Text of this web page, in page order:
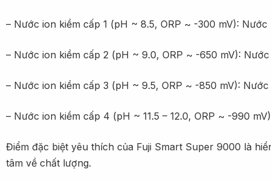
– Nước ion kiềm cấp 1 (pH ~ 8.5, ORP ~ -300 mV):
– Nước ion kiềm cấp 2 (pH ~ 9.0, ORP ~ -650 mV):
– Nước ion kiềm cấp 3 (pH ~ 9.5, ORP ~ -850 mV):
– Nước ion kiềm cấp 4 (pH ~ 11.5 – 12.0, ORP ~ -990
Điểm đặc biệt yêu thích của Fuji Smart Super 9000 là
tâm về chất lượng.